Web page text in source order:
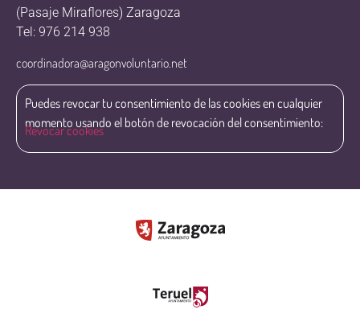
(Pasaje Miraflores) Zaragoza
Tel: 976 214 938
coordinadora@aragonvoluntario.net
Puedes revocar tu consentimiento de las cookies en cualquier
momento usando el botón de revocación del consentimiento:
Revocar cookies